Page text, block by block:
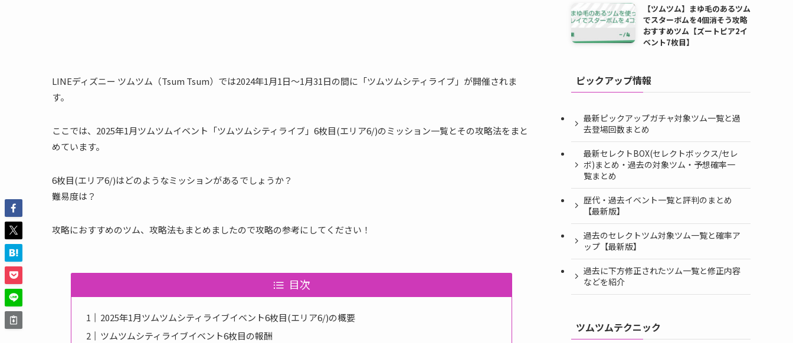
LINEディズニー ツムツム（Tsum Tsum）では2024年1月1日～1月31日の間に「ツムツムシティライブ」が開催されま
す。
ここでは、2025年1月ツムツムイベント「ツムツムシティライブ」6枚目(エリア6/)のミッション一覧とその攻略法をまと
めています。
6枚目(エリア6/)はどのようなミッションがあるでしょうか？
難易度は？
攻略におすすめのツム、攻略法もまとめましたので攻略の参考にしてください！
目次
2025年1月ツムツムシティライブイベント6枚目(エリア6/)の概要
ツムツムシティライブイベント6枚目の報酬
【ツムツム】まゆ毛のあるツム
でスターボムを4個消そう攻略
おすすめツム【ズートピア2イ
ベント7枚目】
ピックアップ情報
最新ピックアップガチャ対象ツム一覧と過
去登場回数まとめ
最新セレクトBOX(セレクトボックス/セレ
ボ)まとめ・過去の対象ツム・予想確率一
覧まとめ
歴代・過去イベント一覧と評判のまとめ
【最新版】
過去のセレクトツム対象ツム一覧と確率ア
ップ【最新版】
過去に下方修正されたツム一覧と修正内容
などを紹介
ツムツムテクニック